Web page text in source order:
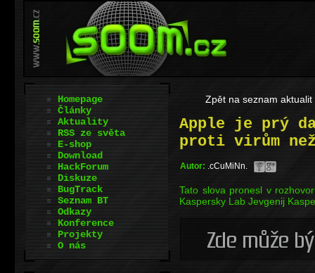
Zpět na seznam aktualit
Apple je prý
proti virům než
Autor: .cCuMiNn.
Tato slova pronesl v
Kaspersky Lab Jevgenij
Homepage
Články
Aktuality
RSS ze světa
E-shop
Download
HackForum
Diskuze
BugTrack
Seznam BT
Odkazy
Konference
Projekty
O nás